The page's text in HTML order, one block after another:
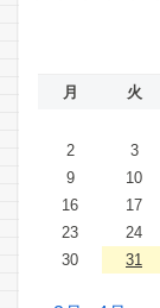
月 火
2
3
9
10
16
17
23
24
30
31